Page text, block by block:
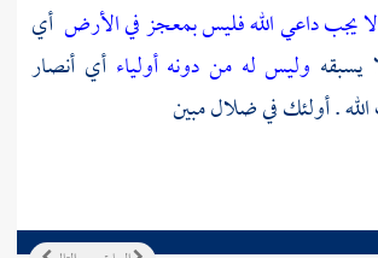
يجب داعي الله فليس بمعجز في الأرض أي
يسبقه وليس له من دونه أولياءأي أنصار
. أولئك في ضلال مبين